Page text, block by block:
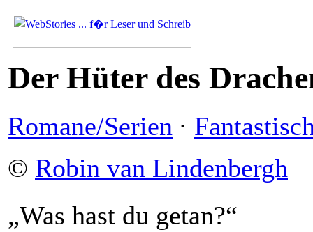
Der Hüter des
Romane/Serien ·
© Robin van Lindenbergh
„Was hast du getan?“